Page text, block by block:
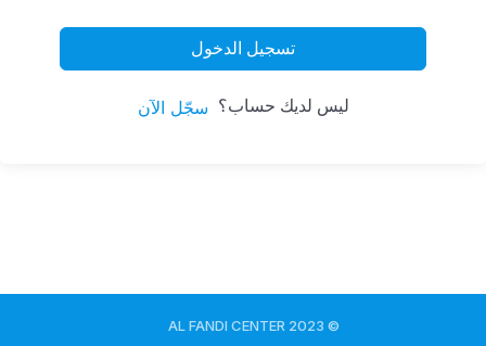
تسجيل الدخول
ليس لديك حساب؟ سجّل الآن
© 2023 AL FANDI CENTER